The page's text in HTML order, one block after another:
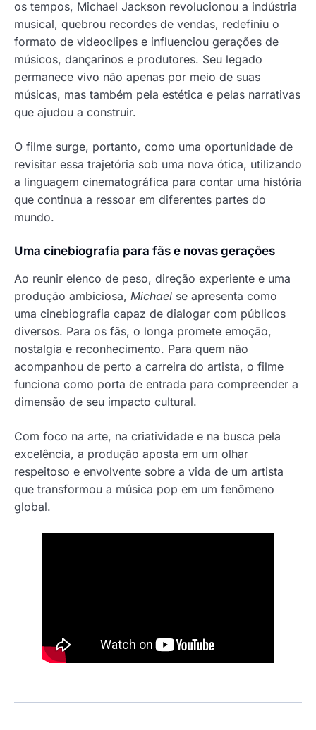
os tempos, Michael Jackson revolucionou a indústria
musical, quebrou recordes de vendas, redefiniu o
formato de videoclipes e influenciou gerações de
músicos, dançarinos e produtores. Seu legado
permanece vivo não apenas por meio de suas
músicas, mas também pela estética e pelas narrativas
que ajudou a construir.
O filme surge, portanto, como uma oportunidade de
revisitar essa trajetória sob uma nova ótica, utilizando
a linguagem cinematográfica para contar uma história
que continua a ressoar em diferentes partes do
mundo.
Uma cinebiografia para fãs e novas gerações
Ao reunir elenco de peso, direção experiente e uma
produção ambiciosa, Michael se apresenta como
uma cinebiografia capaz de dialogar com públicos
diversos. Para os fãs, o longa promete emoção,
nostalgia e reconhecimento. Para quem não
acompanhou de perto a carreira do artista, o filme
funciona como porta de entrada para compreender a
dimensão de seu impacto cultural.
Com foco na arte, na criatividade e na busca pela
excelência, a produção aposta em um olhar
respeitoso e envolvente sobre a vida de um artista
que transformou a música pop em um fenômeno
global.